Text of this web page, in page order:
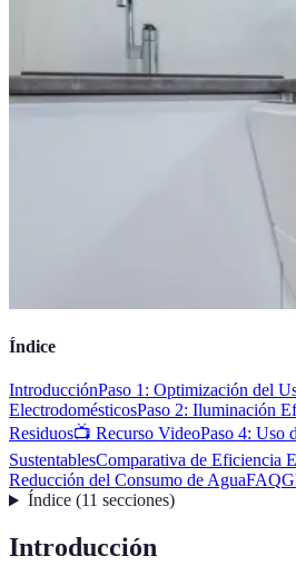
Índice
IntroducciónPaso 1: Optimización del
ElectrodomésticosPaso 2: Iluminación
Residuos📺 Recurso VideoPaso 4: Uso
SustentablesComparativa de Eficiencia
Reducción del Consumo de AguaFAQ
Índice(11 secciones)
Introducción